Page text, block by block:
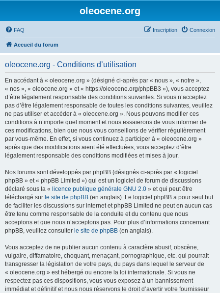
oleocene.org
FAQ Connexion
Inscription
Accueil du forum
oleocene.org - Conditions d’utilisation
En accédant à « oleocene.org » (désigné ci-après par « nous », « notre »,
« nos », « oleocene.org » et « https://oleocene.org/phpBB3 »), vous acceptez
d’être légalement responsable des conditions suivantes. Si vous n’acceptez
pas d’être légalement responsable de toutes les conditions suivantes, veuillez
ne pas utiliser et accéder à « oleocene.org ». Nous pouvons modifier ces
conditions à n’importe quel moment et nous essaierons de vous informer de
ces modifications, bien que nous vous conseillons de vérifier régulièrement
par vous-même. En effet, si vous continuez à participer à « oleocene.org »
après que des modifications aient été effectuées, vous acceptez d’être
légalement responsable des conditions modifiées et mises à jour.
Nos forums sont développés par phpBB (désignés ci-après par « logiciel
phpBB » et « phpBB Limited ») qui est un logiciel de forum de discussions
déclaré sous la « licence publique générale GNU 2.0 » et qui peut être
téléchargé sur le site de phpBB (en anglais). Le logiciel phpBB a pour seul but
de faciliter les discussions sur internet et phpBB Limited ne peut en aucun cas
être tenu comme responsable de la conduite et du contenu que nous
acceptons et que nous n’acceptons pas. Pour plus d’informations concernant
phpBB, veuillez consulter le site de phpBB (en anglais).
Vous acceptez de ne publier aucun contenu à caractère abusif, obscène,
vulgaire, diffamatoire, choquant, menaçant, pornographique, etc. qui pourrait
transgresser la législation de votre pays, du pays dans lequel le serveur de
« oleocene.org » est hébergé ou encore la loi internationale. Si vous ne
respectez pas ces dispositions, vous vous exposez à un bannissement
immédiat et définitif et nous nous réservons le droit d’avertir votre fournisseur